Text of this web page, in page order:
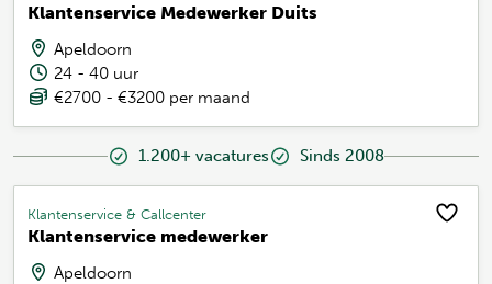
Klantenservice Medewerker Duits
Apeldoorn
24 - 40 uur
€2700 - €3200 per maand
1.200+ vacatures Sinds 2008
Klantenservice & Callcenter
Klantenservice medewerker
Apeldoorn